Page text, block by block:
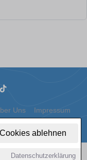
ablehnen
Datenschutzerklärung
Uns Impressum
Content by: 1a-sites-autos